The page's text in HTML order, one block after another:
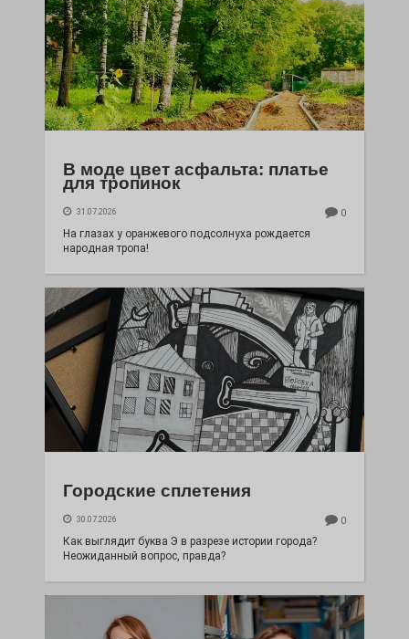
В моде цвет асфальта: платье
для тропинок
31.07.2026 0
На глазах у оранжевого подсолнуха рождается
народная тропа!
Городские сплетения
30.07.2026 0
Как выглядит буква Э в разрезе истории города?
Неожиданный вопрос, правда?